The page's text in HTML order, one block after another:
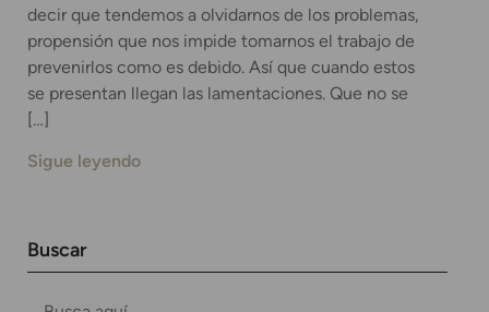
decir que tendemos a olvidarnos de los problemas,
propensión que nos impide tomarnos el trabajo de
prevenirlos como es debido. Así que cuando estos
se presentan llegan las lamentaciones. Que no se
[…]
Sigue leyendo
Buscar